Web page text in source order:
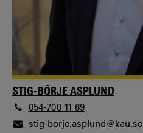
STIG-BÖRJE ASPLUND
054-700 11 69
stig-borje.asplund@kau.se